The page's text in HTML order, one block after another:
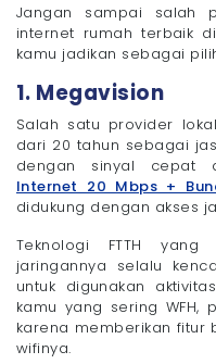
Jangan sampai salah
internet rumah terbaik
kamu jadikan sebagai
1. Megavision
Salah satu provider
dari 20 tahun sebagai
dengan sinyal cepat
Internet 20 Mbps +
didukung dengan akses
Teknologi FTTH yang
jaringannya selalu
untuk digunakan
kamu yang sering
karena memberikan fitur
wifinya.